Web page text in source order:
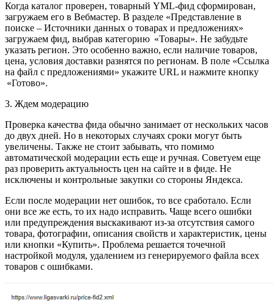
Когда каталог проверен, товарный YML-фид сформирован,
загружаем его в Вебмастер. В разделе «Представление в
поиске – Источники данных о товарах и предложениях»
загружаем фид, выбрав категорию «Товары». Не забудьте
указать регион. Это особенно важно, если наличие товаров,
цена, условия доставки разнятся по регионам. В поле «Ссылка
на файл с предложениями» укажите URL и нажмите кнопку
«Готово».
3. Ждем модерацию
Проверка качества фида обычно занимает от нескольких часов
до двух дней. Но в некоторых случаях сроки могут быть
увеличены. Также не стоит забывать, что помимо
автоматической модерации есть еще и ручная. Советуем еще
раз проверить актуальность цен на сайте и в фиде. Не
исключены и контрольные закупки со стороны Яндекса.
Если после модерации нет ошибок, то все сработало. Если
они все же есть, то их надо исправить. Чаще всего ошибки
или предупреждения выскакивают из-за отсутствия самого
товара, фотографии, описания свойств и характеристик, цены
или кнопки «Купить». Проблема решается точечной
настройкой модуля, удалением из генерируемого файла всех
товаров с ошибками.